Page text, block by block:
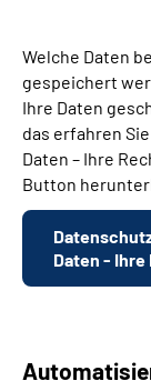
Inhalte in
Leichte
Welche Daten
gespeichert
Ihre Daten
das erfahren
Daten – Ihre
Button
Daten -